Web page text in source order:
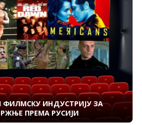
ИНДУСТРИЈУ ЗА
ПРЕМА РУСИЈИ